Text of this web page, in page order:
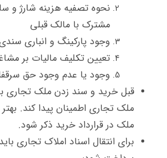
نحوه تصفیه هزینه شارژ و
مشترک با مالک قبلی
وجود پارکینگ و انباری
تعیین تکلیف مالیات بر
وجود یا عدم وجود حق
قبل خرید و سند زدن ملک تجاری
ملک تجاری اطمینان پیدا کند.
ملک در قرارداد خرید ذکر شود.
برای انتقال اسناد املاک تجاری